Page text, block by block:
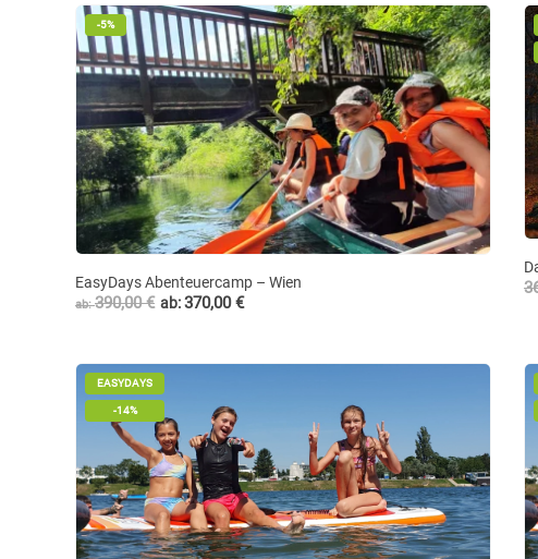
-5%
EasyDays Abenteuercamp – Wien
ab:390,00€ ab:370,00€
EASYDAYS
-14%